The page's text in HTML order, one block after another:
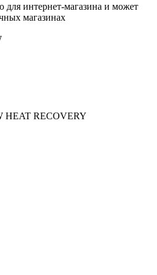
для интернет-магазина и может
магазинах
HEAT RECOVERY